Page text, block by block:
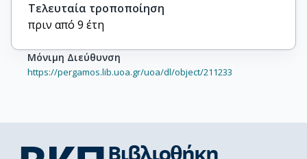
Τελευταία τροποποίηση
πριν από 9 έτη
Μόνιμη Διεύθυνση
https://pergamos.lib.uoa.gr/uoa/dl/object/211233